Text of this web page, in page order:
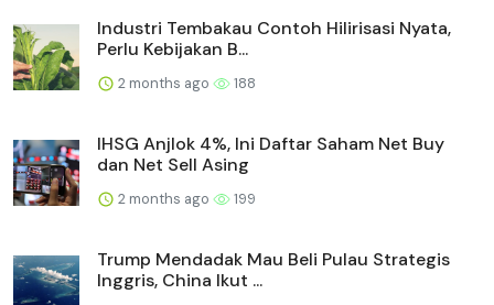
Industri Tembakau Contoh Hilirisasi Nyata,
Perlu Kebijakan B...
2 months ago 188
IHSG Anjlok 4%, Ini Daftar Saham Net Buy
dan Net Sell Asing
2 months ago 199
Trump Mendadak Mau Beli Pulau Strategis
Inggris, China Ikut ...